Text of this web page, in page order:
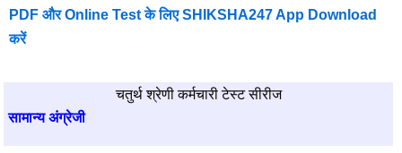
PDF और Online Test के लिए SHIKSHA247 App Download
करें
चतुर्थ श्रेणी कर्मचारी टेस्ट सीरीज
सामान्य अंग्रेजी